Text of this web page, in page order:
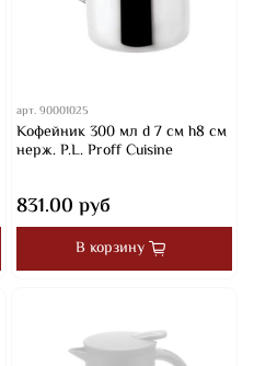
арт.90001025
Кофейник 300 мл d 7 см h8 см
нерж. P.L. Proff Cuisine
831.00 руб
В корзину